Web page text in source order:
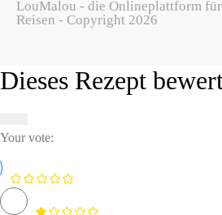
LouMalou - die Onlineplattform
Reisen - Copyright 2026
Dieses Rezept
Your vote: